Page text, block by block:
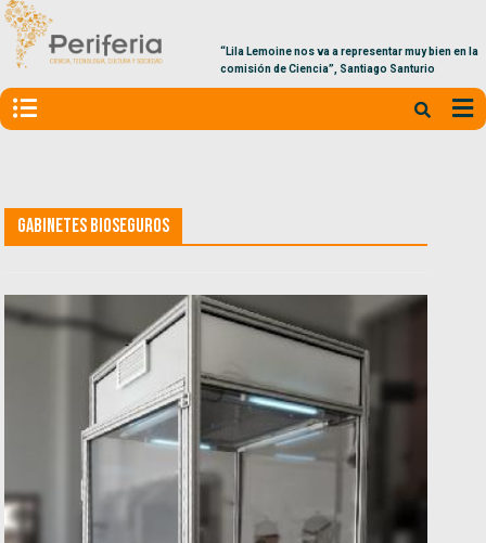
“Lila Lemoine nos va a representar muy bien en la
comisión de Ciencia”, Santiago Santurio
Gabinetes bioseguros